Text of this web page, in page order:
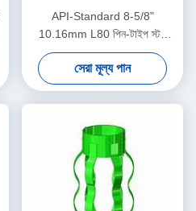
API-Standard 8-5/8"
10.16mm L80 পিন-টাইপ স্টপ
কলার তেল ও গ্যাস অপারেশনে কেসিং
সেন্ট্রালাইজার ডিসপ্লেসমেন্ট সীমাবদ্ধ
করার জন্য ডিজাইন করা হয়েছে
সেরা মূল্য পান